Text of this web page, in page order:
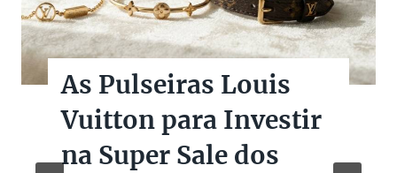
As Pulseiras Louis
Vuitton para Investir
na Super Sale dos